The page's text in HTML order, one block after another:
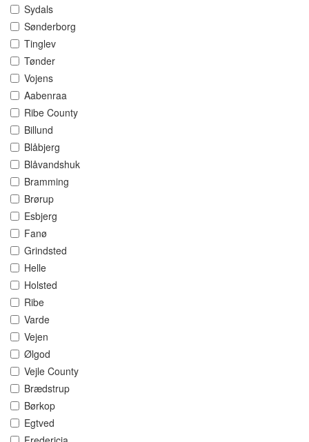
Sydals
Sønderborg
Tinglev
Tønder
Vojens
Aabenraa
Ribe County
Billund
Blåbjerg
Blåvandshuk
Bramming
Brørup
Esbjerg
Fanø
Grindsted
Helle
Holsted
Ribe
Varde
Vejen
Ølgod
Vejle County
Brædstrup
Børkop
Egtved